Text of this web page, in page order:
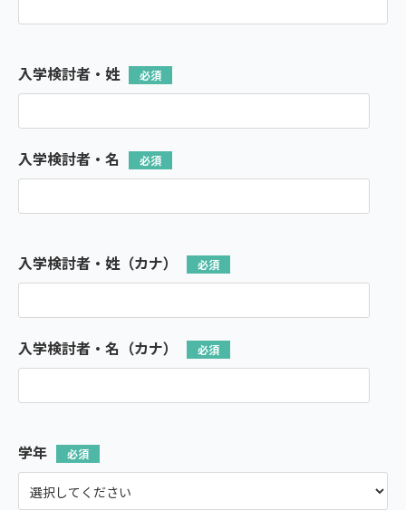
入学検討者・姓
入学検討者・名
入学検討者・姓（カナ）
入学検討者・名（カナ）
学年